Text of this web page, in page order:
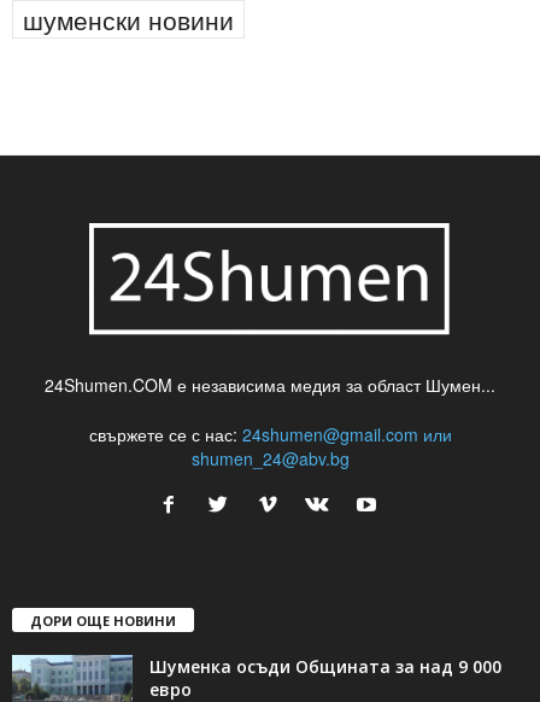
шуменски новини
24Shumen.COM е независима медия за област Шумен...
свържете се с нас: 24shumen@gmail.com или
shumen_24@abv.bg
ДОРИ ОЩЕ НОВИНИ
Шуменка осъди Общината за над 9 000
евро